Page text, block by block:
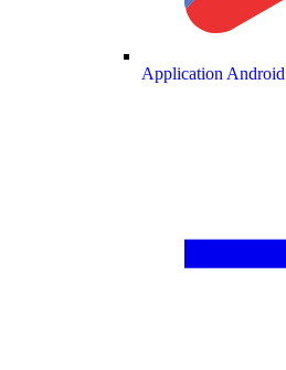
Application Android